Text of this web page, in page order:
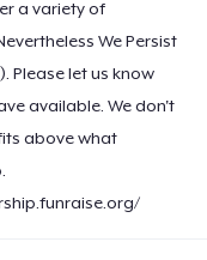
a variety of
We Persist
Please let us know
available. We don't
above what